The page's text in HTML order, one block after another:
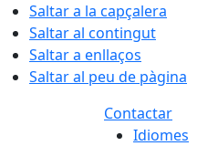
Saltar a la capçalera
Saltar al contingut
Saltar a enllaços
Saltar al peu de pàgina
Contactar
Idiomes